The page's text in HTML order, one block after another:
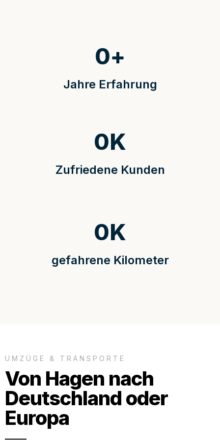
Jahre Erfahrung
0+
Zufriedene Kunden
0K
gefahrene Kilometer
0K
UMZÜGE & TRANSPORTE
Von Hagen nach
Deutschland oder
Europa